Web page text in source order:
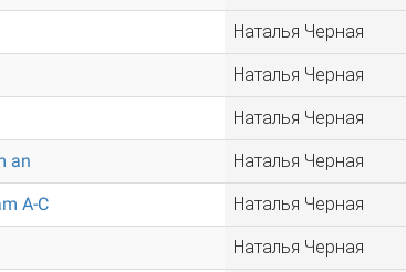
Наталья Черная
Наталья Черная
Наталья Черная
an Наталья Черная
A-C Наталья Черная
Наталья Черная